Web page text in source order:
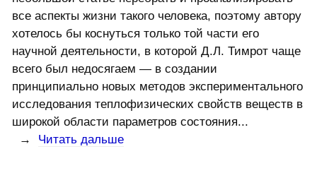
все аспекты жизни такого человека, поэтому автору
хотелось бы коснуться только той части его
научной деятельности, в которой Д.Л. Тимрот чаще
всего был недосягаем — в создании
принципиально новых методов экспериментального
исследования теплофизических свойств веществ в
широкой области параметров состояния...
→ Читать дальше